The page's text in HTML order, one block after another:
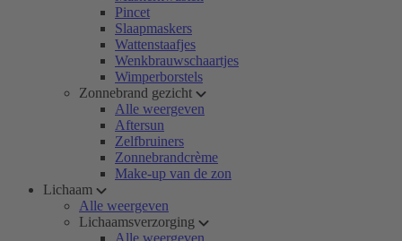
Pincet
Slaapmaskers
Wattenstaafjes
Wenkbrauwschaartjes
Wimperborstels
Zonnebrand gezicht
Alle weergeven
Aftersun
Zelfbruiners
Zonnebrandcrème
Make-up van de zon
Lichaam
Alle weergeven
Lichaamsverzorging
Alle weergeven